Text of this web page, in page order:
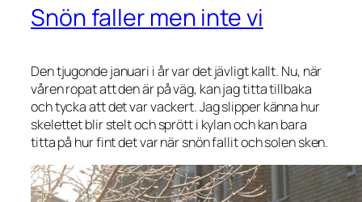
Snön faller men inte vi
Den tjugonde januari i år var det jävligt kallt. Nu, när
våren ropat att den är på väg, kan jag titta tillbaka
och tycka att det var vackert. Jag slipper känna hur
skelettet blir stelt och sprött i kylan och kan bara
titta på hur fint det var när snön fallit och solen sken.